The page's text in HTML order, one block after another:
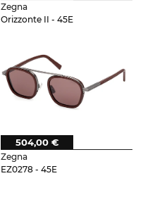
Zegna
Orizzonte II - 45E
Zegna
EZ0278 - 45E
504,00 €